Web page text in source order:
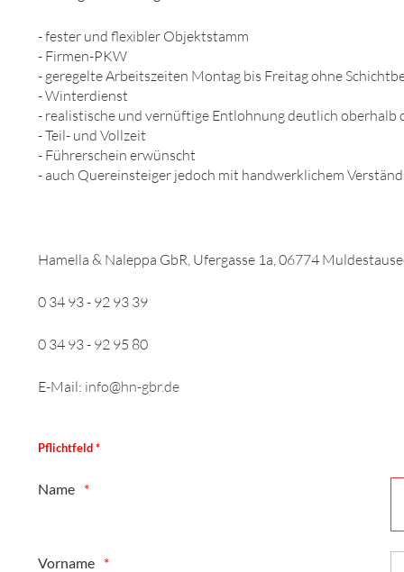
- fester und flexibler Objektstamm
- Firmen-PKW
- geregelte Arbeitszeiten Montag bis Freitag ohne
- Winterdienst
- realistische und vernüftige Entlohnung deutlich oberhalb
- Teil- und Vollzeit
- Führerschein erwünscht
- auch Quereinsteiger jedoch mit handwerklichem
Hamella & Naleppa GbR, Ufergasse 1a, 06774
0 34 93 - 92 93 39
0 34 93 - 92 95 80
E-Mail: info@hn-gbr.de
Pflichtfeld *
Name
Vorname